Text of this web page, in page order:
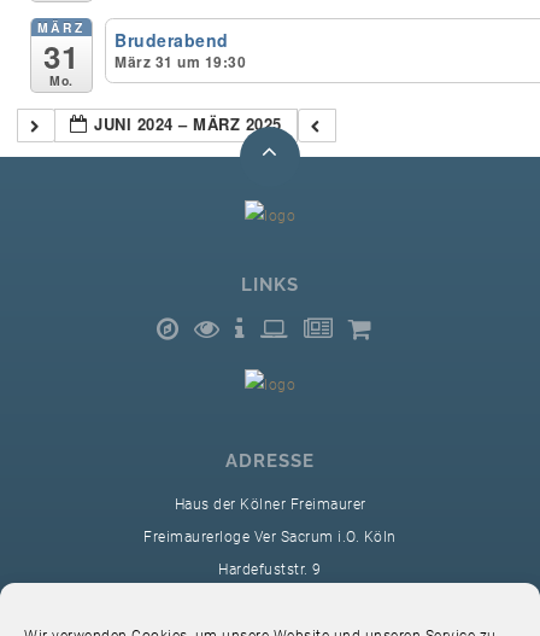
MÄRZ
31
Mo.
Bruderabend
März 31 um 19:30
JUNI 2024 – MÄRZ 2025
LINKS
ADRESSE
Haus der Kölner Freimaurer
Freimaurerloge Ver Sacrum i.O. Köln
Hardefuststr. 9